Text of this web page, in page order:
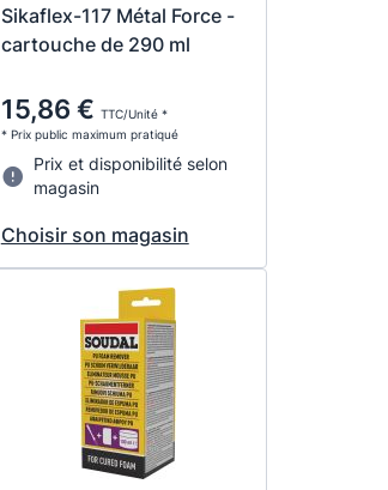
Sikaflex-117 Métal Force -
cartouche de 290 ml
15,86 € TTC/Unité *
* Prix public maximum pratiqué
Prix et disponibilité selon
magasin
Choisir son magasin